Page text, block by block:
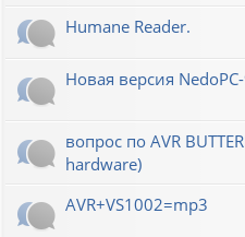
Humane Reader.
Новая версия
вопрос по AVR
hardware)
AVR+VS1002=mp3